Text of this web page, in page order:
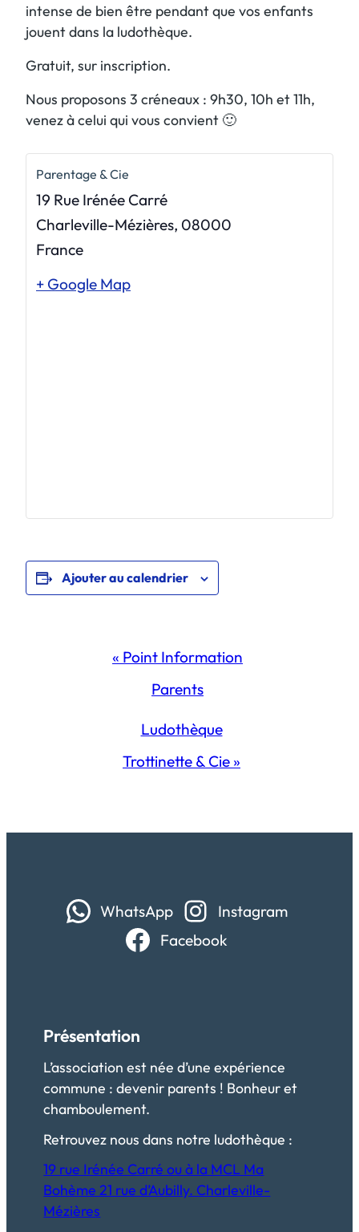
intense de bien être pendant que vos enfants
jouent dans la ludothèque.
Gratuit, sur inscription.
Nous proposons 3 créneaux : 9h30, 10h et 11h,
venez à celui qui vous convient 🙂
Parentage & Cie
19 Rue Irénée Carré
Charleville-Mézières, 08000
France
+ Google Map
Ajouter au calendrier
« Point Information
Parents
Ludothèque
Trottinette & Cie »
WhatsApp
Instagram
Facebook
Présentation
L’association est née d’une expérience
commune : devenir parents ! Bonheur et
chamboulement.
Retrouvez nous dans notre ludothèque :
19 rue Irénée Carré ou à la MCL Ma
Bohème 21 rue d’Aubilly. Charleville-
Mézières